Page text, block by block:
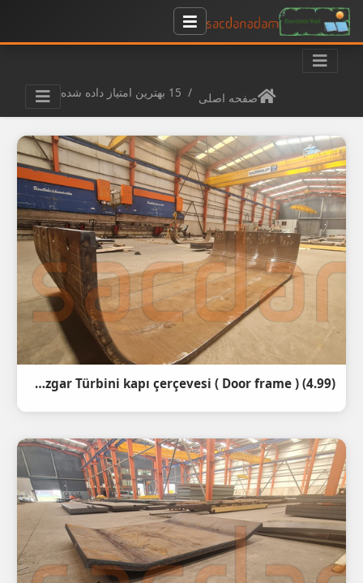
صفحه اصلی 15 بهترین امتیاز داده شده
(4.99) 50mm St52 Abkant Büküm - Rüzgar Türbini kapı çerçevesi ( Door frame )